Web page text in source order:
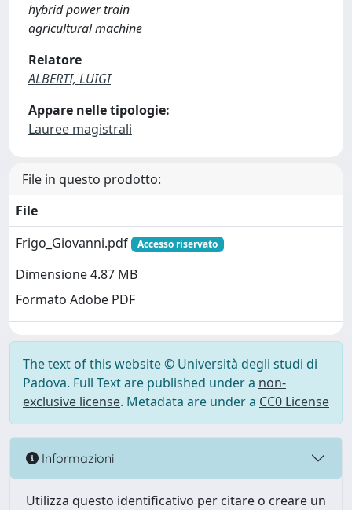
hybrid power train
agricultural machine
Relatore
ALBERTI, LUIGI
Appare nelle tipologie:
Lauree magistrali
File in questo prodotto:
File
Frigo_Giovanni.pdf
Accesso riservato
Dimensione 4.87 MB
Formato Adobe PDF
The text of this website © Università degli studi di
Padova. Full Text are published under a non-
exclusive license. Metadata are under a CC0 License
Informazioni
Utilizza questo identificativo per citare o creare un